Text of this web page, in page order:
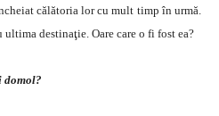
călătoria lor cu mult timp în urmă.
destinaţie. Oare care o fi fost ea?
domol?